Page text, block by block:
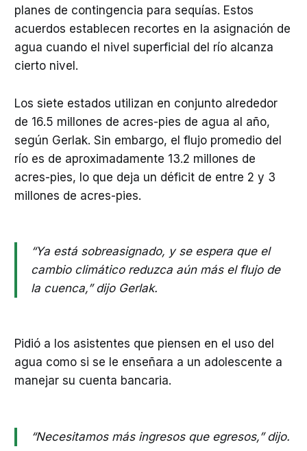
planes de contingencia para sequías. Estos
acuerdos establecen recortes en la asignación de
agua cuando el nivel superficial del río alcanza
cierto nivel.
Los siete estados utilizan en conjunto alrededor
de 16.5 millones de acres-pies de agua al año,
según Gerlak. Sin embargo, el flujo promedio del
río es de aproximadamente 13.2 millones de
acres-pies, lo que deja un déficit de entre 2 y 3
millones de acres-pies.
“Ya está sobreasignado, y se espera que el
cambio climático reduzca aún más el flujo de
la cuenca,” dijo Gerlak.
Pidió a los asistentes que piensen en el uso del
agua como si se le enseñara a un adolescente a
manejar su cuenta bancaria.
“Necesitamos más ingresos que egresos,” dijo.